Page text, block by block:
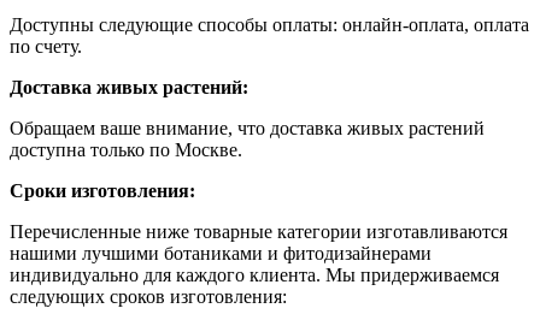
Доступны следующие способы оплаты: онлайн-оплата, оплата
по счету.
Доставка живых растений:
Обращаем ваше внимание, что доставка живых растений
доступна только по Москве.
Сроки изготовления:
Перечисленные ниже товарные категории изготавливаются
нашими лучшими ботаниками и фитодизайнерами
индивидуально для каждого клиента. Мы придерживаемся
следующих сроков изготовления: